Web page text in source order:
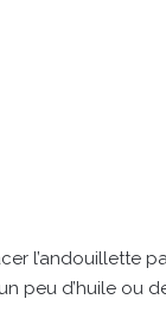
l’andouillette
peu d’huile ou